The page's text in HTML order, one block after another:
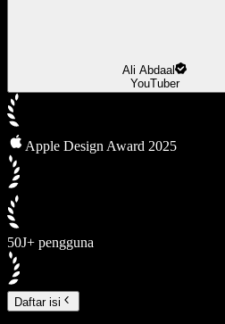
Ali Abdaal
YouTuber
Apple Design Award 2025
50J+ pengguna
Daftar isi